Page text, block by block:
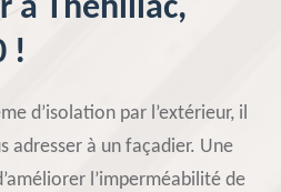
à Thehillac,
!
d’isolation par l’extérieur, il
adresser à un façadier. Une
l’imperméabilité de